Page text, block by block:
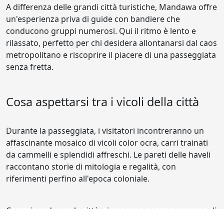
A differenza delle grandi città turistiche, Mandawa offre
un'esperienza priva di guide con bandiere che
conducono gruppi numerosi. Qui il ritmo è lento e
rilassato, perfetto per chi desidera allontanarsi dal caos
metropolitano e riscoprire il piacere di una passeggiata
senza fretta.
Cosa aspettarsi tra i vicoli della città
Durante la passeggiata, i visitatori incontreranno un
affascinante mosaico di vicoli color ocra, carri trainati
da cammelli e splendidi affreschi. Le pareti delle haveli
raccontano storie di mitologia e regalità, con
riferimenti perfino all'epoca coloniale.